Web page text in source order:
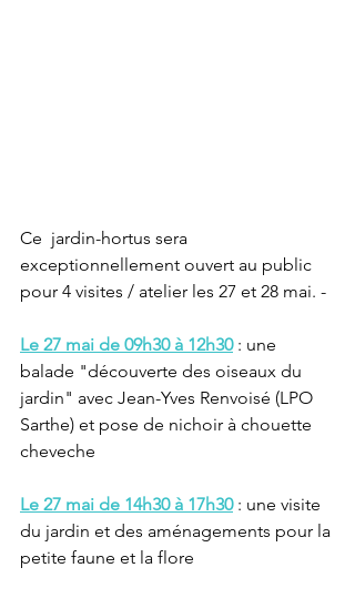
Ce  jardin-hortus sera
exceptionnellement ouvert au public
pour 4 visites / atelier les 27 et 28 mai. -
Le 27 mai de 09h30 à 12h30 : une
balade "découverte des oiseaux du
jardin" avec Jean-Yves Renvoisé (LPO
Sarthe) et pose de nichoir à chouette
cheveche
Le 27 mai de 14h30 à 17h30 : une visite
du jardin et des aménagements pour la
petite faune et la flore